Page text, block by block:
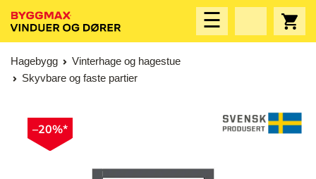
☰
Hagebygg
Vinterhage og hagestue
Skyvbare og faste partier
–20%*